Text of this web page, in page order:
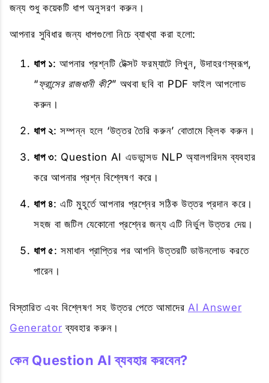
জন্য শুধু কয়েকটি ধাপ অনুসরণ করুন।
আপনার সুবিধার জন্য ধাপগুলো নিচে ব্যাখ্যা করা হলো:
ধাপ ১: আপনার প্রশ্নটি টেক্সট ফরম্যাটে লিখুন, উদাহরণস্বরূপ,
“ফ্রান্সের রাজধানী কী?” অথবা ছবি বা PDF ফাইল আপলোড
করুন।
ধাপ ২: সম্পন্ন হলে ‘উত্তর তৈরি করুন’ বোতামে ক্লিক করুন।
ধাপ ৩: Question AI এডভান্সড NLP অ্যালগরিদম ব্যবহার
করে আপনার প্রশ্ন বিশ্লেষণ করে।
ধাপ ৪: এটি মুহূর্তে আপনার প্রশ্নের সঠিক উত্তর প্রদান করে।
সহজ বা জটিল যেকোনো প্রশ্নের জন্য এটি নির্ভুল উত্তর দেয়।
ধাপ ৫: সমাধান প্রাপ্তির পর আপনি উত্তরটি ডাউনলোড করতে
পারেন।
বিস্তারিত এবং বিশ্লেষণ সহ উত্তর পেতে আমাদের AI Answer
Generator ব্যবহার করুন।
কেন Question AI ব্যবহার করবেন?